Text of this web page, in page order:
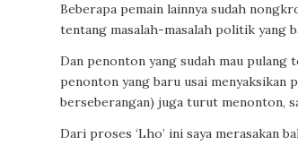
Beberapa pemain lainnya sudah
tentang masalah-masalah politik yang
Dan penonton yang sudah mau pulang
penonton yang baru usai
berseberangan) juga turut menonton,
Dari proses ‘Lho’ ini saya merasakan